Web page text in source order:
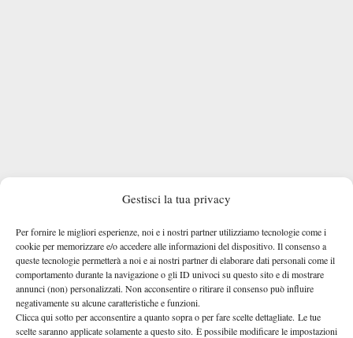
Gestisci la tua privacy
Per fornire le migliori esperienze, noi e i nostri partner utilizziamo tecnologie come i
cookie per memorizzare e/o accedere alle informazioni del dispositivo. Il consenso a
queste tecnologie permetterà a noi e ai nostri partner di elaborare dati personali come il
comportamento durante la navigazione o gli ID univoci su questo sito e di mostrare
annunci (non) personalizzati. Non acconsentire o ritirare il consenso può influire
negativamente su alcune caratteristiche e funzioni.
Clicca qui sotto per acconsentire a quanto sopra o per fare scelte dettagliate. Le tue
scelte saranno applicate solamente a questo sito. È possibile modificare le impostazioni
LA CRONACA DELL’INCONTRO